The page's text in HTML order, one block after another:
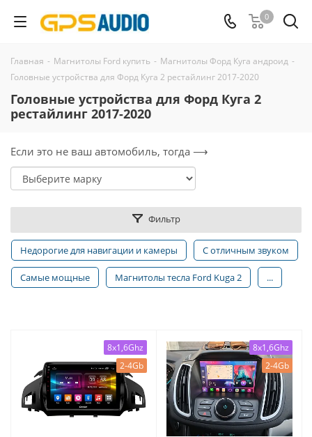
0
Главная - Магнитолы Ford купить - Магнитолы Форд Куга андроид -
Головные устройства для Форд Куга 2 рестайлинг 2017-2020
Головные устройства для Форд Куга 2
рестайлинг 2017-2020
Если это не ваш автомобиль, тогда ⟶
Фильтр
Недорогие для навигации и камеры С отличным звуком
Самые мощные Магнитолы тесла Ford Kuga 2 ...
8x1,6Ghz
2-4Gb
8x1,6Ghz
2-4Gb